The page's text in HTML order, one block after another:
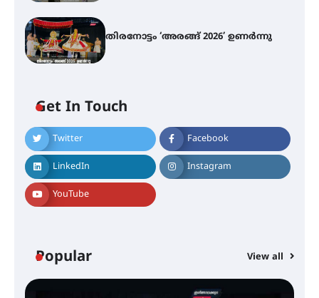
തിരനോട്ടം ‘അരങ്ങ് 2026’ ഉണർന്നു
Get In Touch
Twitter Facebook
LinkedIn Instagram
YouTube
Popular View all
ഇരിങ്ങാലക്കുട – ഗുരുവായൂർ –
താനൂർ റെയിൽപാത
യാഥാർത്ഥ്യമാകുന്നു
ഐ.ടി.യു. ബാങ്കിലെ
നിക്ഷേപകർക്ക് പണം തിരികെ